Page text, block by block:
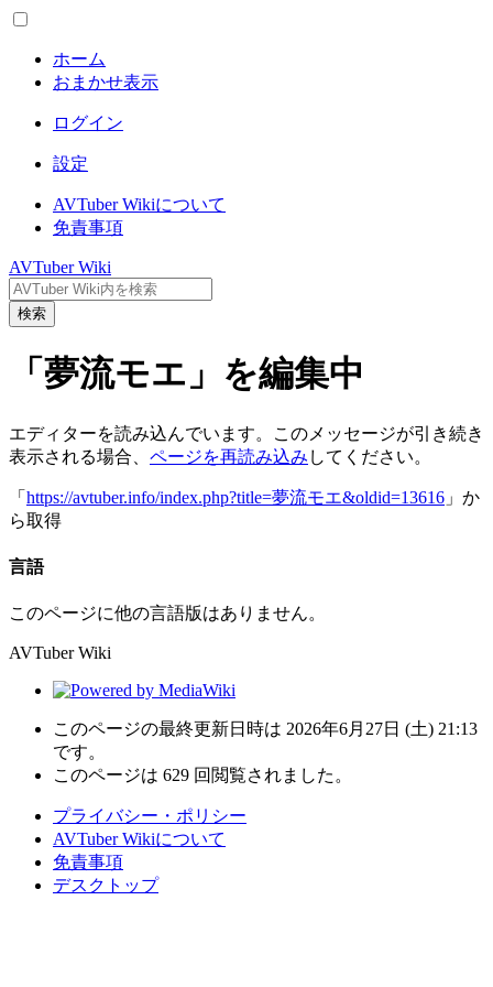
ホーム
おまかせ表示
ログイン
設定
AVTuber Wikiについて
免責事項
AVTuber Wiki
検索
「夢流モエ」を編集中
エディターを読み込んでいます。このメッセージが引き続き
表示される場合、 ページを再読み込み してください。
「 https://avtuber.info/index.php?title=夢流モエ&oldid=13616 」か
ら取得
言語
このページに他の言語版はありません。
AVTuber Wiki
このページの最終更新日時は 2026年6月27日 (土) 21:13
です。
このページは 629 回閲覧されました。
プライバシー・ポリシー
AVTuber Wikiについて
免責事項
デスクトップ